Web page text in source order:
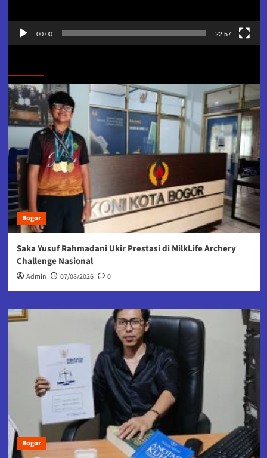
00:00 22:57
Bogor
Saka Yusuf Rahmadani Ukir Prestasi di MilkLife Archery
Challenge Nasional
Admin 07/08/2026 0
Bogor